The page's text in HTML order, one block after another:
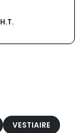
H.T.
VESTIAIRE